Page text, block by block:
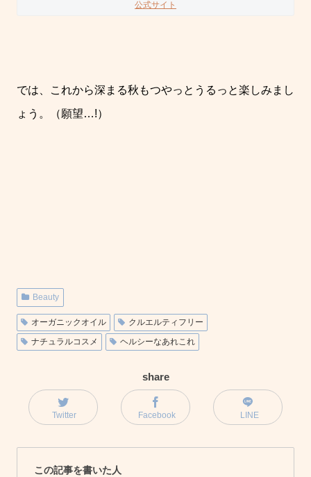
公式サイト
では、これから深まる秋もつやっとうるっと楽しみまし
ょう。（願望…!）
Beauty
オーガニックオイル
クルエルティフリー
ナチュラルコスメ
ヘルシーなあれこれ
share
Twitter Facebook LINE
この記事を書いた人